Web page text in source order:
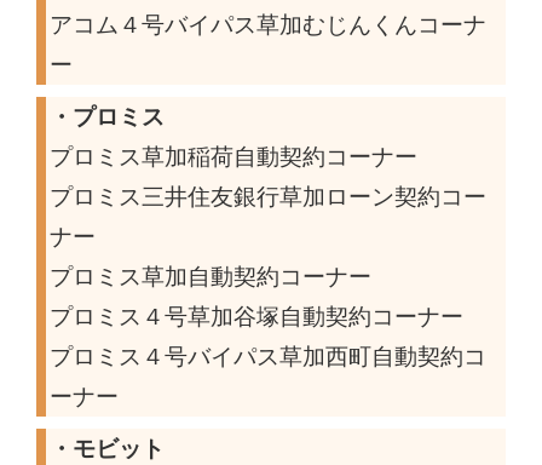
アコム４号バイパス草加むじんくんコーナ
ー
・プロミス
プロミス草加稲荷自動契約コーナー
プロミス三井住友銀行草加ローン契約コー
ナー
プロミス草加自動契約コーナー
プロミス４号草加谷塚自動契約コーナー
プロミス４号バイパス草加西町自動契約コ
ーナー
・モビット